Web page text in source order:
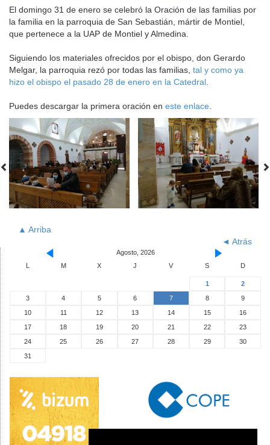
El domingo 31 de enero se celebró la Oración de las familias por
la familia en la parroquia de San Sebastián, mártir de Montiel,
que pertenece a la UAP de Montiel y Almedina.
Siguiendo los materiales ofrecidos por el obispo, don Gerardo
Melgar, la parroquia rezó por todas las familias, tal y como ya
hizo el obispo el pasado 28 de enero en la Catedral
Puedes descargar la primera oración en este enlace
▲ Arriba
◄ Atrás
Agosto, 2026
L
M X J V S D
1
2
3
4 5 6 7 8
9
10
11 12 13 14 15
16
17
18 19 20 21 22
23
24
25 26 27 28 29
30
31